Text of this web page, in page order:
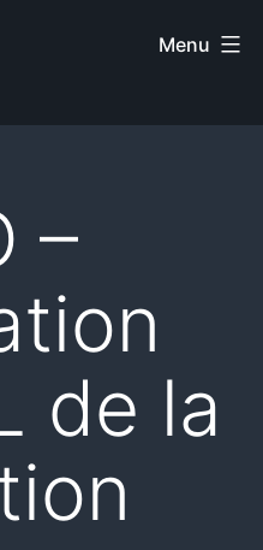
Menu
–
de la